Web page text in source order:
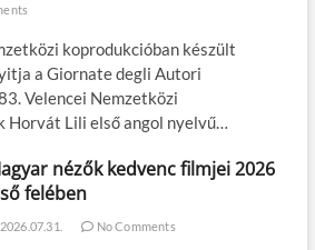
koprodukcióban készült
a Giornate degli Autori
Velencei Nemzetközi
Lili első angol nyelvű…
nézők kedvenc filmjei 2026
felében
2026.07.31. No Comments